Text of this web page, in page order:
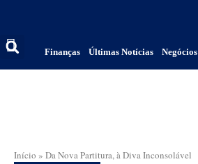
Finanças Últimas Notícias Negócios
Início » Da Nova Partitura, à Diva Inconsolável